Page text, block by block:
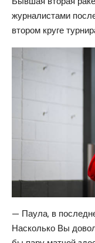
журналистами
втором круге
— Паула, в
Насколько Вы